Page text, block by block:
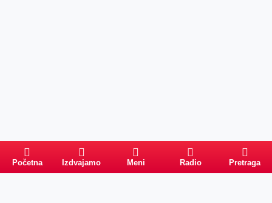
Početna Izdvajamo Meni Radio Pretraga